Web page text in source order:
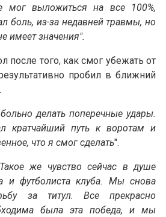
выложиться на все 100%,
боль, из-за недавней травмы, но
имеет значения".
после того, как смог убежать от
пробил в ближний
делать поперечные удары.
кратчайший путь к воротам и
что я смог сделать".
же чувство сейчас в душе
и футболиста клуба. Мы снова
за титул. Все прекрасно
была эта победа, и мы